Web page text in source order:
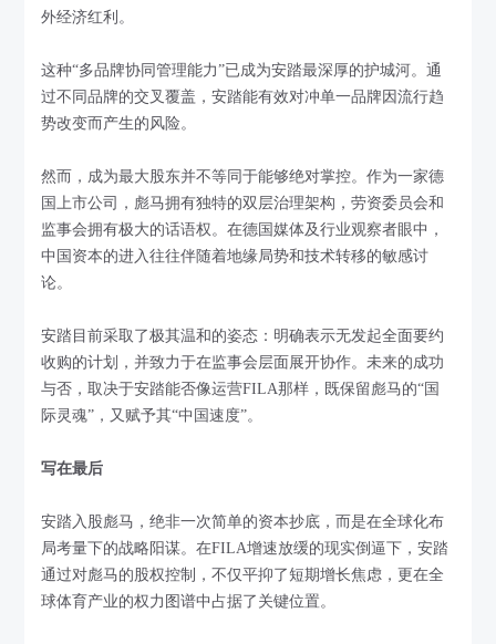
外经济红利。
这种“多品牌协同管理能力”已成为安踏最深厚的护城河。通
过不同品牌的交叉覆盖，安踏能有效对冲单一品牌因流行趋
势改变而产生的风险。
然而，成为最大股东并不等同于能够绝对掌控。作为一家德
国上市公司，彪马拥有独特的双层治理架构，劳资委员会和
监事会拥有极大的话语权。在德国媒体及行业观察者眼中，
中国资本的进入往往伴随着地缘局势和技术转移的敏感讨
论。
安踏目前采取了极其温和的姿态：明确表示无发起全面要约
收购的计划，并致力于在监事会层面展开协作。未来的成功
与否，取决于安踏能否像运营FILA那样，既保留彪马的“国
际灵魂”，又赋予其“中国速度”。
写在最后
安踏入股彪马，绝非一次简单的资本抄底，而是在全球化布
局考量下的战略阳谋。在FILA增速放缓的现实倒逼下，安踏
通过对彪马的股权控制，不仅平抑了短期增长焦虑，更在全
球体育产业的权力图谱中占据了关键位置。